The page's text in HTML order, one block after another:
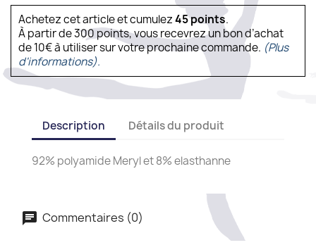
Achetez cet article et cumulez45points.
À partir de 300 points, vous recevrez un bon d’achat
de 10€ à utiliser sur votre prochaine commande. (Plus
d'informations).
Description Détails du produit
92% polyamide Meryl et 8% elasthanne
Commentaires (0)